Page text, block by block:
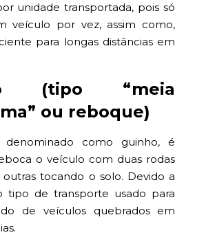
unidade transportada, pois só
veículo por vez, assim como,
para longas distâncias em
(tipo “meia
ou reboque)
denominado como guinho, é
o veículo com duas rodas
outras tocando o solo. Devido a
tipo de transporte usado para
de veículos quebrados em